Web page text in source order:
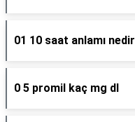
01 10 saat anlamı nedir
0 5 promil kaç mg dl